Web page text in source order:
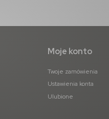
Moje konto
Twoje zamówienia
Ustawienia konta
Ulubione